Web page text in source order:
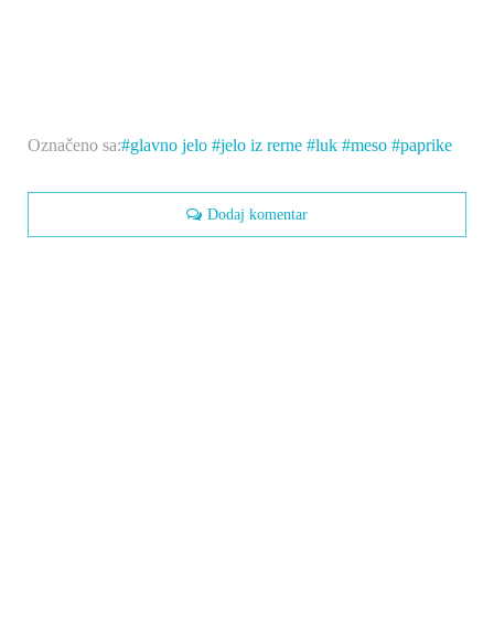
Označeno sa: glavno jelo jelo iz rerne luk meso paprike
Dodaj komentar